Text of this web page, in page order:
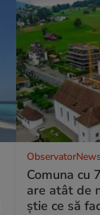
Comuna cu
are atât de
știe ce să